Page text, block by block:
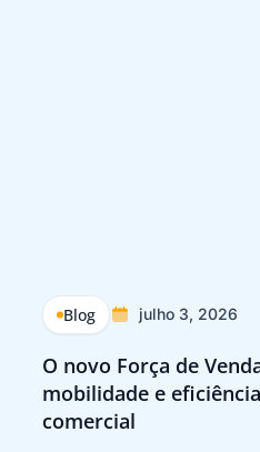
Blog julho 3, 2026
O novo Força de
mobilidade e
comercial